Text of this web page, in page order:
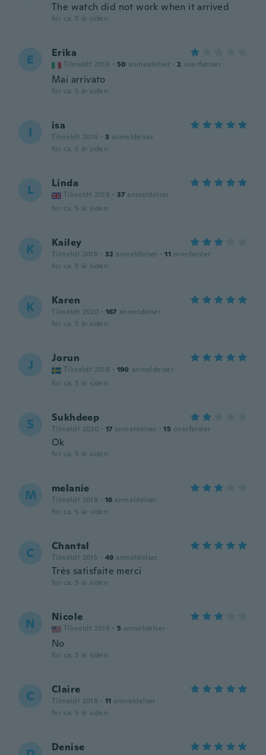
The watch did not work when it arrived
for ca. 5 år siden
E Erika
Tilmeldt 2018 · 50 anmeldelser · 2 overførsler
Mai arrivato
for ca. 5 år siden
I isa
Tilmeldt 2016 · 3 anmeldelser
for ca. 5 år siden
L Linda
Tilmeldt 2018 · 37 anmeldelser
for ca. 5 år siden
K Kailey
Tilmeldt 2018 · 32 anmeldelser · 11 overførsler
for ca. 5 år siden
K Karen
Tilmeldt 2020 · 167 anmeldelser
for ca. 5 år siden
J Jorun
Tilmeldt 2018 · 190 anmeldelser
for ca. 5 år siden
S Sukhdeep
Tilmeldt 2020 · 17 anmeldelser · 15 overførsler
Ok
for ca. 5 år siden
M melanie
Tilmeldt 2018 · 16 anmeldelser
for ca. 5 år siden
C Chantal
Tilmeldt 2015 · 49 anmeldelser
Très satisfaite merci
for ca. 5 år siden
N Nicole
Tilmeldt 2019 · 5 anmeldelser
No
for ca. 5 år siden
C Claire
Tilmeldt 2018 · 11 anmeldelser
for ca. 5 år siden
Denise